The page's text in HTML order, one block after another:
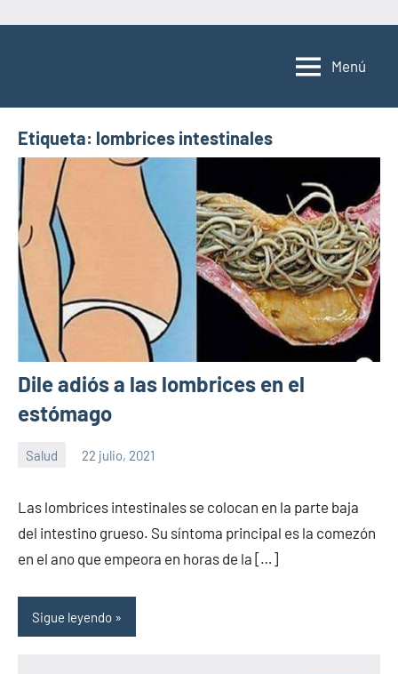
Menú
Etiqueta: lombrices intestinales
Dile adiós a las lombrices en el
estómago
Salud 22 julio, 2021
la
salud
comentarios
Las lombrices intestinales se colocan en la parte baja
del intestino grueso. Su síntoma principal es la comezón
en el ano que empeora en horas de la […]
Sigue leyendo